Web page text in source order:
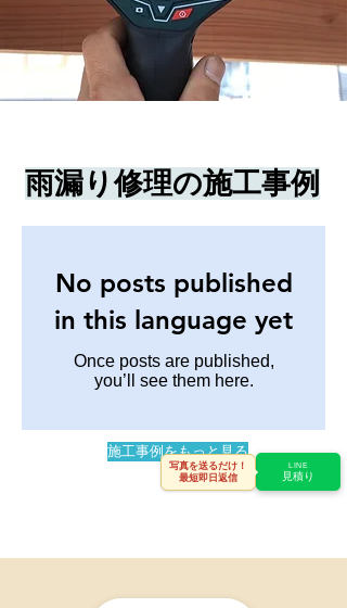
雨漏り修理の施工事例
No posts published
in this language yet
Once posts are published,
you’ll see them here.
施工事例をもっと見る
写真を送るだけ！
最短即日返信
LINE
見積り